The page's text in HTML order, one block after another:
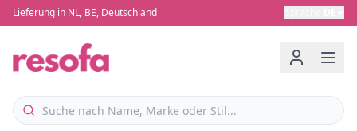
Lieferung in NL, BE, Deutschland